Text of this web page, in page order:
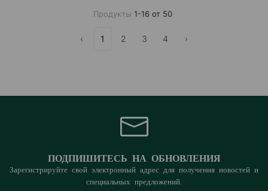
Продукты 1-16 от 50
‹ 1 2 3 4 ›
ПОДПИШИТЕСЬ НА ОБНОВЛЕНИЯ
Зарегистрируйте свой электронный адрес для получения новостей и
специальных предложений.